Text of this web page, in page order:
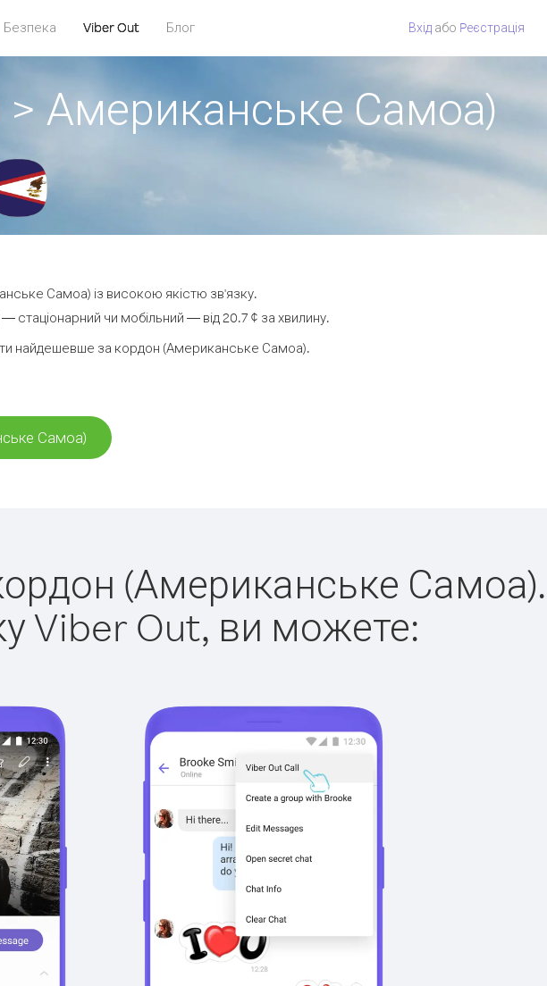
Безпека Viber Out Блог Вхід або Pеєстрація
> Американське Самоа)
Самоа) із високою якістю зв'язку.
чи мобільний — від 20.7 ¢ за хвилину.
найдешевше за кордон (Американське Самоа).
Самоа)
(Американське Самоа).
Viber Out, ви можете: